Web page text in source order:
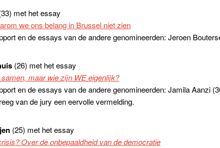
met het essay
we ons belang in Brussel niet zien
en de essays van de andere genomineerden: Jeroen
(26) met het essay
maar wie zijn WE eigenlijk?
en de essays van de andere genomineerden: Jamila Aanzi
van de jury een eervolle vermelding.
(25) met het essay
Over de onbepaaldheid van de democratie